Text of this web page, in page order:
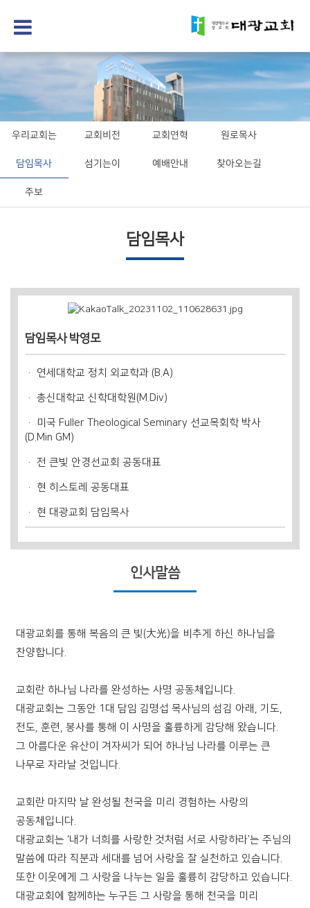
우리교회는 교회비전 교회연혁 원로목사
담임목사 섬기는이 예배안내 찾아오는길
주보
담임목사
담임목사 박영모
연세대학교 정치 외교학과 (B.A)
총신대학교 신학대학원(M.Div)
미국 Fuller Theological Seminary 선교목회학 박사
(D.Min GM)
전 큰빛 안경선교회 공동대표
현 히스토레 공동대표
현 대광교회 담임목사
인사말씀
대광교회를 통해 복음의 큰 빛(大光)을 비추게 하신 하나님을
찬양합니다.
교회란 하나님 나라를 완성하는 사명 공동체입니다.
대광교회는 그동안 1대 담임 김명섭 목사님의 섬김 아래, 기도,
전도, 훈련, 봉사를 통해 이 사명을 훌륭하게 감당해 왔습니다.
그 아름다운 유산이 겨자씨가 되어 하나님 나라를 이루는 큰
나무로 자라날 것입니다.
교회란 마지막 날 완성될 천국을 미리 경험하는 사랑의
공동체입니다.
대광교회는 ‘내가 너희를 사랑한 것처럼 서로 사랑하라’는 주님의
말씀에 따라 직분과 세대를 넘어 사랑을 잘 실천하고 있습니다.
또한 이웃에게 그 사랑을 나누는 일을 훌륭히 감당하고 있습니다.
대광교회에 함께하는 누구든 그 사랑을 통해 천국을 미리